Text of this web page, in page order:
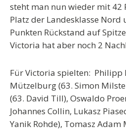
steht man nun wieder mit 42
Platz der Landesklasse Nord
Punkten Rückstand auf
Victoria hat aber noch 2
Für Victoria spielten: Philipp
Mützelburg (63. Simon
(63. David Till), Oswaldo
Johannes Collin, Lukasz
Yanik Rohde), Tomasz